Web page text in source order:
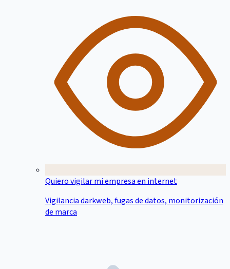
Quiero vigilar mi empresa en internet
Vigilancia darkweb, fugas de datos, monitorización
de marca